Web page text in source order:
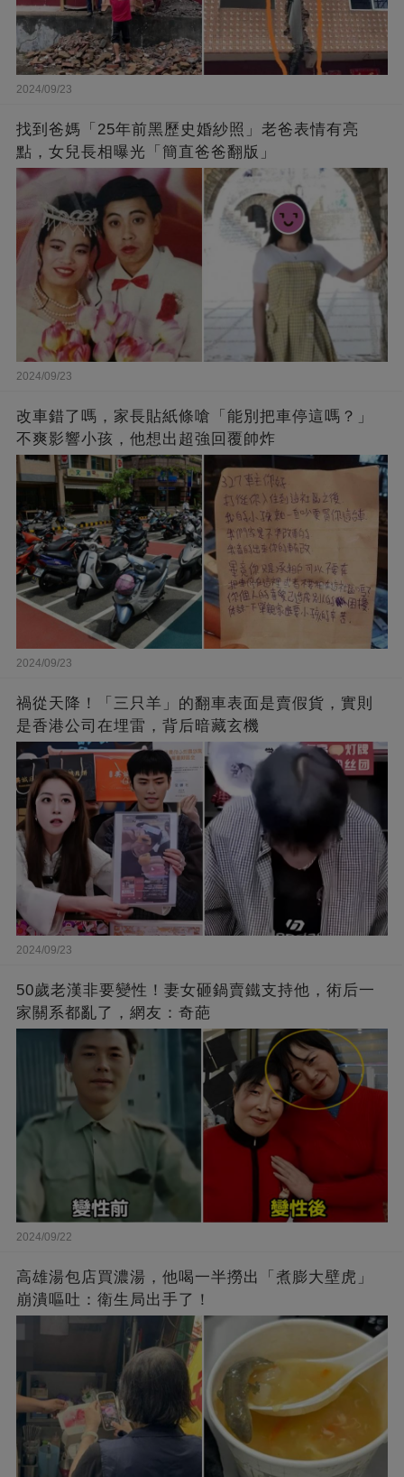
2024/09/23
找到爸媽「25年前黑歷史婚紗照」老爸表情有亮
點，女兒長相曝光「簡直爸爸翻版」
2024/09/23
改車錯了嗎，家長貼紙條嗆「能別把車停這嗎？」
不爽影響小孩，他想出超強回覆帥炸
2024/09/23
禍從天降！「三只羊」的翻車表面是賣假貨，實則
是香港公司在埋雷，背后暗藏玄機
2024/09/23
50歲老漢非要變性！妻女砸鍋賣鐵支持他，術后一
家關系都亂了，網友：奇葩
2024/09/22
高雄湯包店買濃湯，他喝一半撈出「煮膨大壁虎」
崩潰嘔吐：衛生局出手了！